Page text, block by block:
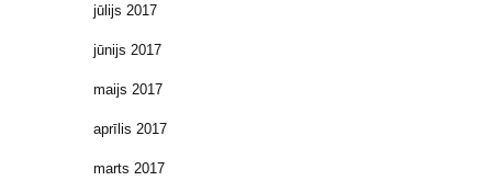
jūlijs 2017
jūnijs 2017
maijs 2017
aprīlis 2017
marts 2017